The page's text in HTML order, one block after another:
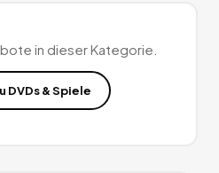
in dieser Kategorie.
DVDs & Spiele